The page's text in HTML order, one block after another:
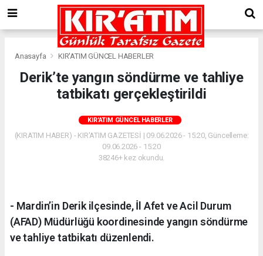
Anasayfa KIR'ATIM GÜNCEL HABERLER
Derik’te yangın söndürme ve tahliye
tatbikatı gerçekleştirildi
KIR'ATIM GÜNCEL HABERLER
(KIRATIM HABER) - KIR'ATIM GAZETESİ | 09.06.2026 - 15:20, Güncelleme:
09.06.2026 - 15:20
38246+ kez okundu.
- Mardin’in Derik ilçesinde, İl Afet ve Acil Durum
(AFAD) Müdürlüğü koordinesinde yangın söndürme
ve tahliye tatbikatı düzenlendi.